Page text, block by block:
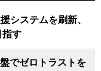
システムを刷新、
指す
でゼロトラストを